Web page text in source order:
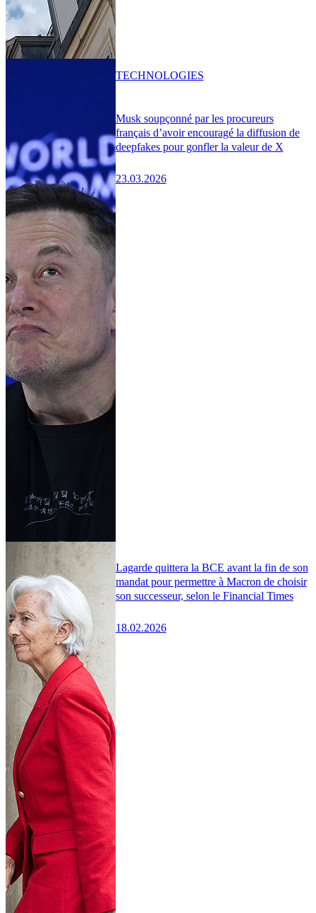
Musk soupçonné par les procureurs
français d’avoir encouragé la diffusion de
deepfakes pour gonfler la valeur de X
23.03.2026
TECHNOLOGIES
Lagarde quittera la BCE avant la fin de son
mandat pour permettre à Macron de choisir
son successeur, selon le Financial Times
18.02.2026